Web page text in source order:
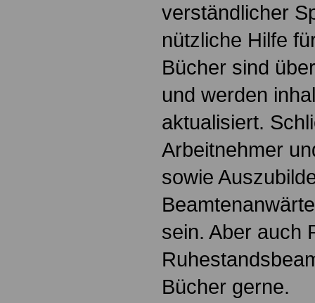
verständlicher
nützliche Hilfe
Bücher sind
und werden
aktualisiert.
Arbeitnehmer
sowie
sein. Aber auch
Bücher gerne.